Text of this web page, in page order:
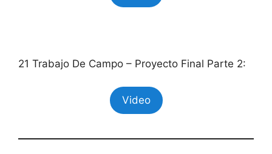
21 Trabajo De Campo – Proyecto Final Parte 2:
Video